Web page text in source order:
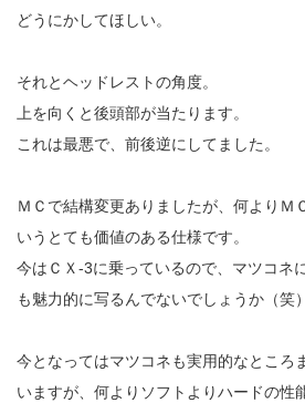
どうにかしてほしい。
それとヘッドレストの角度。
上を向くと後頭部が当たります。
これは最悪で、前後逆にしてました。
ＭＣで結構変更ありましたが、何よりＭ
いうとても価値のある仕様です。
今はＣＸ-3に乗っているので、マツコネ
も魅力的に写るんでないでしょうか（笑）
今となってはマツコネも実用的なところ
いますが、何よりソフトよりハードの性